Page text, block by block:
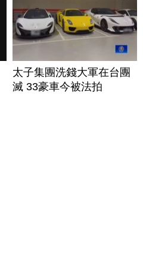
太子集團洗錢大軍在台團
滅 33豪車今被法拍